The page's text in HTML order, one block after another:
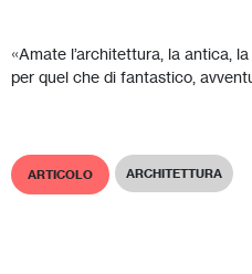
«Amate l’architettura, la antica,
per quel che di fantastico,
ARTICOLO ARCHITETTURA